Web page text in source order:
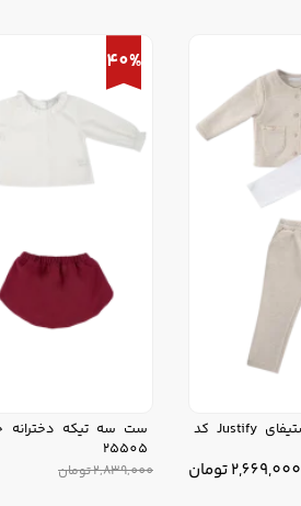
ست سه تیکه دخترانه جاستیفای Justify کد
2,669,000تومان
40%
25505
2,839,000تومان